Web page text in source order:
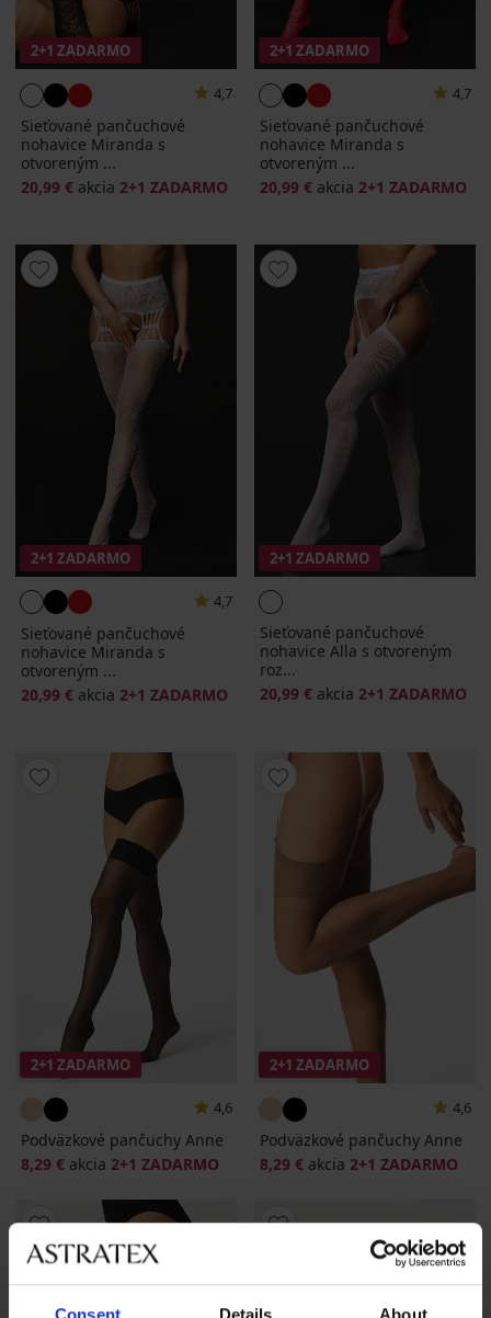
Consent Details About
2+1 ZADARMO
4,7
Sieťované pančuchové
nohavice Miranda s
otvoreným ...
20,99 € akcia 2+1 ZADARMO
2+1 ZADARMO
4,7
Sieťované pančuchové
nohavice Miranda s
otvoreným ...
20,99 € akcia 2+1 ZADARMO
2+1 ZADARMO
4,7
Sieťované pančuchové
nohavice Miranda s
otvoreným ...
20,99 € akcia 2+1 ZADARMO
2+1 ZADARMO
Sieťované pančuchové
nohavice Alla s otvoreným
roz...
20,99 € akcia 2+1 ZADARMO
2+1 ZADARMO
4,6
Podväzkové pančuchy Anne
8,29 € akcia 2+1 ZADARMO
2+1 ZADARMO
4,6
Podväzkové pančuchy Anne
8,29 € akcia 2+1 ZADARMO